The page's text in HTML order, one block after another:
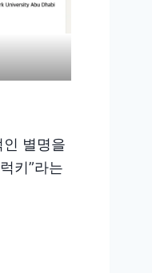
인 별명을
키”라는